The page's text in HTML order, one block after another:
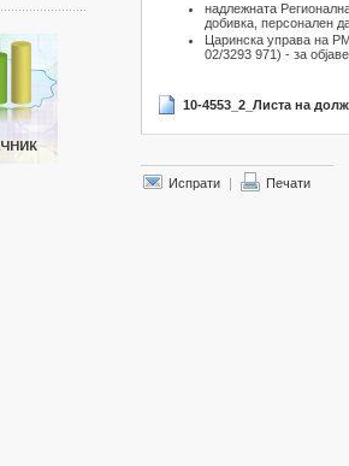
надлежната
добивка, персонален
Царинска управа на
02/3293 971) - за
10-4553_2_Листа на
Испрати | Печати